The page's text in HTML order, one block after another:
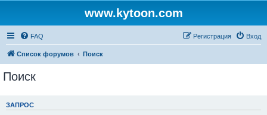
www.kytoon.com
FAQ Вход
Регистрация
Список форумов Поиск
Поиск
ЗАПРОС